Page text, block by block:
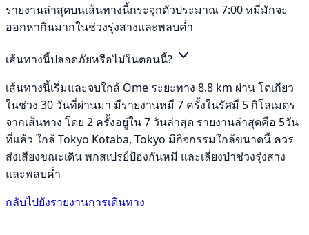
รายงานล่าสุดบนเส้นทางนี้กระจุกตัวประมาณ 7:00 หมีมักจะ
ออกหากินมากในช่วงรุ่งสางและพลบค่ำ
เส้นทางนี้ปลอดภัยหรือไม่ในตอนนี้?
เส้นทางนี้เริ่มและจบใกล้ Ome ระยะทาง 8.8 km ผ่าน โตเกียว
ในช่วง 30 วันที่ผ่านมา มีรายงานหมี 7 ครั้งในรัศมี 5 กิโลเมตร
จากเส้นทาง โดย 2 ครั้งอยู่ใน 7 วันล่าสุด รายงานล่าสุดคือ 5วัน
ที่แล้ว ใกล้ Tokyo Kotaba, Tokyo มีกิจกรรมใกล้ขนาดนี้ ควร
ส่งเสียงขณะเดิน พกสเปรย์ป้องกันหมี และเลี่ยงป่าช่วงรุ่งสาง
และพลบค่ำ
กลับไปยังรายงานการเดินทาง